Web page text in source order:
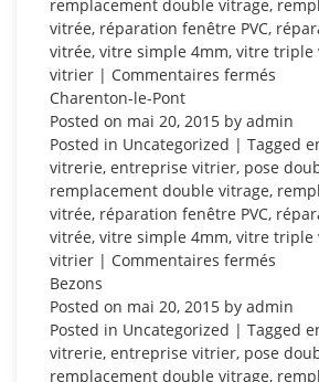
remplacement double vitrage,
vitrée, réparation fenêtre PVC,
vitrée, vitre simple 4mm, vitre triple
vitrier | Commentaires fermés
Mandé
Charenton-le-Pont
Posted on mai 20, 2015 by admin
Posted in Uncategorized | Tagged
vitrerie, entreprise vitrier, pose
remplacement double vitrage,
vitrée, réparation fenêtre PVC,
vitrée, vitre simple 4mm, vitre triple
vitrier | Commentaires fermés
le-
Pont
Bezons
Posted on mai 20, 2015 by admin
Posted in Uncategorized | Tagged
vitrerie, entreprise vitrier, pose
remplacement double vitrage,